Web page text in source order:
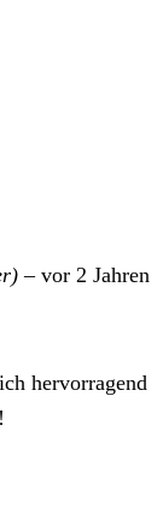
– vor 2 Jahren
hervorragend